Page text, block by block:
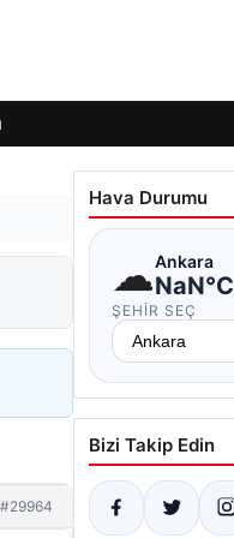
#29964
Hava Durumu
☁Ankara
NaN°C
ŞEHIR SEÇ
Bizi Takip Edin